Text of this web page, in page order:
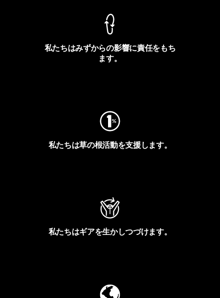
私たちはみずからの影響に責任をもち
ます。
私たちは草の根活動を支援します。
私たちはギアを生かしつづけます。